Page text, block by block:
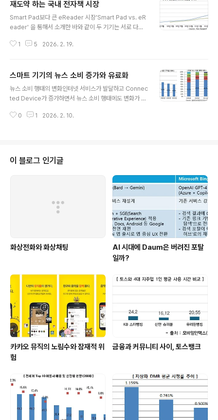
재도약 하는 국내 전자책 시장
Smart Pad보다 큰 eReader 시장'Smart Pad vs. eR
eader' 을 통해서 소개한 바와 같이 두 기기는 서로 다른
d의 등장으로 eReader 시장이 없어질 것이라는 예측도
데이 때, '킨들'시리즈와 태블릿 킨들 파이어 등으로 구성된
킨들 패밀리 제품 매출이 작년같은 날의 4배가 되어 이슈
가 되기도 하였다.킨들 파이어를 eReader 전용 기기로
큼 전자책에 대한 관심이 많아지고 있는 것을 말한다. Pew
1 5 2026. 2. 19.
스마트 기기의 뉴스 소비 증가와 유료화
뉴스 소비 행태의 변화인터넷 서비스가 발달하고 Connec
ted Device가 증가하면서 뉴스 소비 행태에도 변화가 일
29.5%로 급하락하고 있다. 반면에 인터넷과 스마트폰을
기기로 뉴스의 주요 소비 매체가 종이신문에서 온라인과
스마트 기기로 빠르게 바뀌어 지고 있는 것이다. 이는 조선
일보의 일평균 이용자수를 매체별로 비교해보면 더욱 명확
해진다. 조선일보의 종이신문 일평균 발행부수는 180만부
인데 반해 조선닷컴의 일평균 UV는 260만명으로 훨씬 높
0 1 2026. 2. 10.
이 블로그 인기글
화상전화와 화상채팅
AI 시대에 Daum은 버려진 포탈
일까?
카카오 뮤직의 노림수와 잠재적 위
험
금융과 커뮤니티 사이, 토스뱅크